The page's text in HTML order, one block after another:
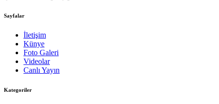
Sayfalar
İletişim
Künye
Foto Galeri
Videolar
Canlı Yayın
Kategoriler